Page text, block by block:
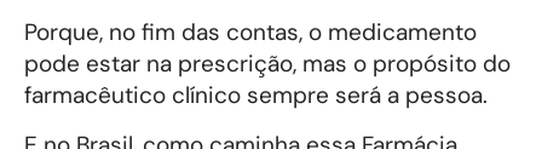
Porque, no fim das contas, o medicamento
pode estar na prescrição, mas o propósito do
farmacêutico clínico sempre será a pessoa.